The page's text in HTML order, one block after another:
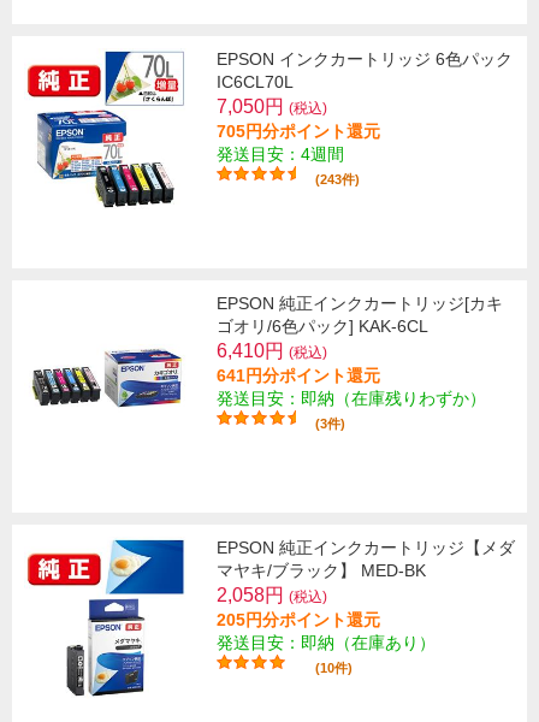
EPSON インクカートリッジ 6色パック
IC6CL70L
7,050円 (税込)
705円分ポイント還元
発送目安：4週間
(243件)
EPSON 純正インクカートリッジ[カキ
ゴオリ/6色パック] KAK-6CL
6,410円 (税込)
641円分ポイント還元
発送目安：即納（在庫残りわずか）
(3件)
EPSON 純正インクカートリッジ【メダ
マヤキ/ブラック】 MED-BK
2,058円 (税込)
205円分ポイント還元
発送目安：即納（在庫あり）
(10件)